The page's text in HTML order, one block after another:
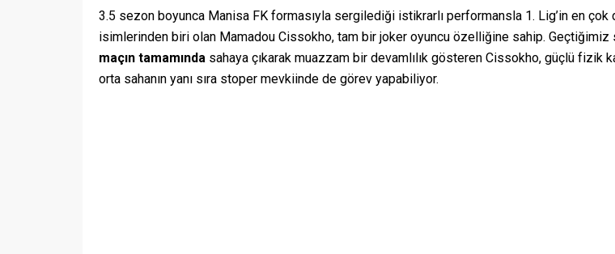
3.5 sezon boyunca Manisa FK formasıyla sergilediği istikrarlı performansla 1. Lig’in en çok
isimlerinden biri olan Mamadou Cissokho, tam bir joker oyuncu özelliğine sahip. Geçtiğimiz
maçın tamamında sahaya çıkarak muazzam bir devamlılık gösteren Cissokho, güçlü fizik
orta sahanın yanı sıra stoper mevkiinde de görev yapabiliyor.